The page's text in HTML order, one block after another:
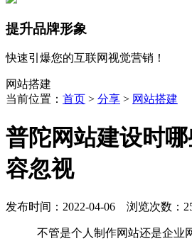
提升品牌形象
快速引爆您的互联网视觉营销！
网站搭建
当前位置： 首页 > 分享 > 网站搭建
普陀网站建设时
容忽视
发布时间：2022-04-06 浏览次数：
不管是个人制作网站还是企业